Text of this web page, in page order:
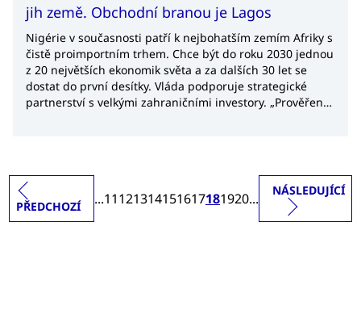
jih země. Obchodní branou je Lagos
Nigérie v současnosti patří k nejbohatším zemím Afriky s
čistě proimportním trhem. Chce být do roku 2030 jednou
z 20 největších ekonomik světa a za dalších 30 let se
dostat do první desítky. Vláda podporuje strategické
partnerství s velkými zahraničními investory. „Prověřený
PŘEDCHOZÍ ...11121314151617181920... NÁSLEDUJÍCÍ